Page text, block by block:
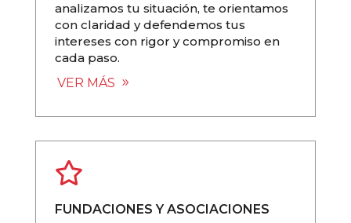
analizamos tu situación, te orientamos
con claridad y defendemos tus
intereses con rigor y compromiso en
cada paso.
VER MÁS

FUNDACIONES Y ASOCIACIONES